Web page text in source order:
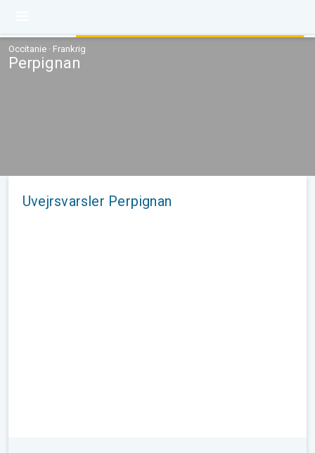
Occitanie · Frankrig
Perpignan
Uvejrsvarsler Perpignan